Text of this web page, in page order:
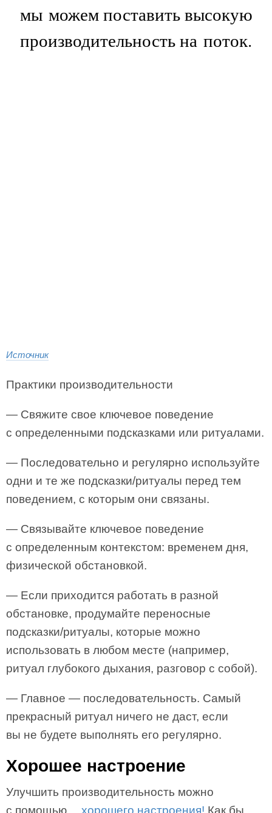
мы можем поставить высокую
производительность на поток.
Источник
Практики производительности
— Свяжите свое ключевое поведение
с определенными подсказками или ритуалами.
— Последовательно и регулярно используйте
одни и те же подсказки/ритуалы перед тем
поведением, с которым они связаны.
— Связывайте ключевое поведение
с определенным контекстом: временем дня,
физической обстановкой.
— Если приходится работать в разной
обстановке, продумайте переносные
подсказки/ритуалы, которые можно
использовать в любом месте (например,
ритуал глубокого дыхания, разговор с собой).
— Главное — последовательность. Самый
прекрасный ритуал ничего не даст, если
вы не будете выполнять его регулярно.
Хорошее настроение
Улучшить производительность можно
с помощью… хорошего настроения! Как бы